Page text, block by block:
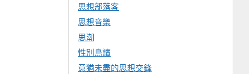
思想部落客
思想音樂
思潮
性別島讀
意猶未盡的思想交鋒